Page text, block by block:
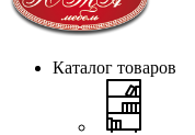
Каталог товаров